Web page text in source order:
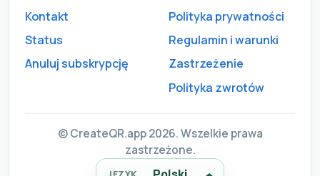
Kontakt
Status
Anuluj subskrypcję
Polityka prywatności
Regulamin i warunki
Zastrzeżenie
Polityka zwrotów
© CreateQR.app 2026. Wszelkie prawa
zastrzeżone.